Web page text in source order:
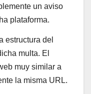
un aviso
plataforma.
estructura del
multa. El
muy similar a
la misma URL.